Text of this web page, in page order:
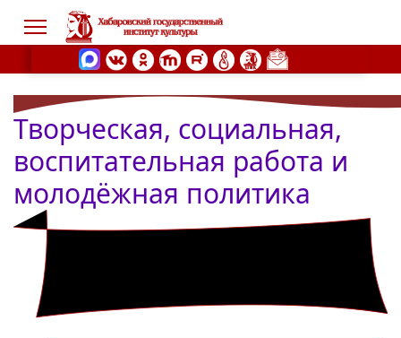
Творческая, социальная,
воспитательная работа и
молодёжная политика